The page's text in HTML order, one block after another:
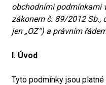
obchodními podmínkami
zákonem č. 89/2012 Sb.,
jen „OZ“) a právním
I. Úvod
Tyto podmínky jsou platné